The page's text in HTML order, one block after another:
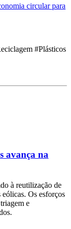
circular para
#Plásticos
avança na
à reutilização de
Os esforços
e